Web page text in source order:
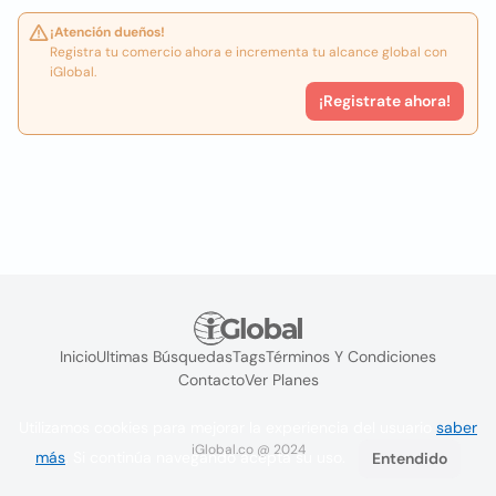
¡Atención dueños!
Registra tu comercio ahora e incrementa tu alcance global con
iGlobal.
¡Registrate ahora!
InicioUltimas BúsquedasTagsTérminos Y Condiciones
ContactoVer Planes
iGlobal.co @ 2024
saber
más . Si continúa navegando acepta su uso. Entendido